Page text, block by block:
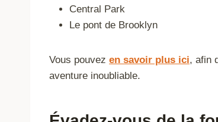
Central Park
Le pont de Brooklyn
Vous pouvez en savoir plus ici, afin
aventure inoubliable.